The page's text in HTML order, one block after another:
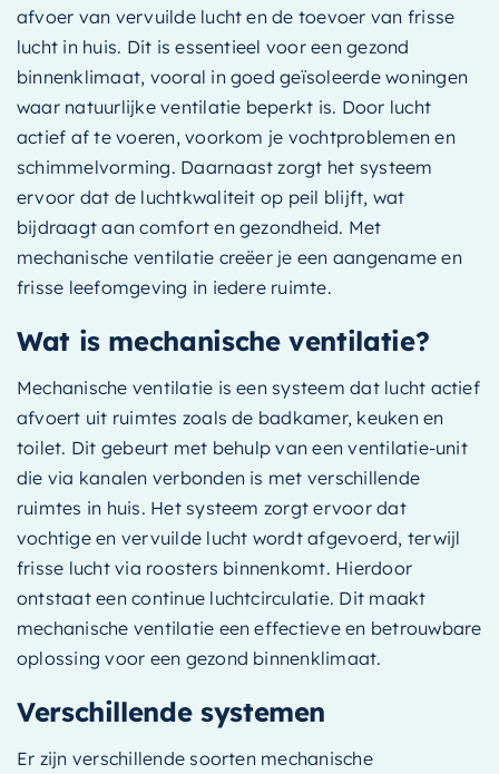
afvoer van vervuilde lucht en de toevoer van frisse
lucht in huis. Dit is essentieel voor een gezond
binnenklimaat, vooral in goed geïsoleerde woningen
waar natuurlijke ventilatie beperkt is. Door lucht
actief af te voeren, voorkom je vochtproblemen en
schimmelvorming. Daarnaast zorgt het systeem
ervoor dat de luchtkwaliteit op peil blijft, wat
bijdraagt aan comfort en gezondheid. Met
mechanische ventilatie creëer je een aangename en
frisse leefomgeving in iedere ruimte.
Wat is mechanische ventilatie?
Mechanische ventilatie is een systeem dat lucht actief
afvoert uit ruimtes zoals de badkamer, keuken en
toilet. Dit gebeurt met behulp van een ventilatie-unit
die via kanalen verbonden is met verschillende
ruimtes in huis. Het systeem zorgt ervoor dat
vochtige en vervuilde lucht wordt afgevoerd, terwijl
frisse lucht via roosters binnenkomt. Hierdoor
ontstaat een continue luchtcirculatie. Dit maakt
mechanische ventilatie een effectieve en betrouwbare
oplossing voor een gezond binnenklimaat.
Verschillende systemen
Er zijn verschillende soorten mechanische